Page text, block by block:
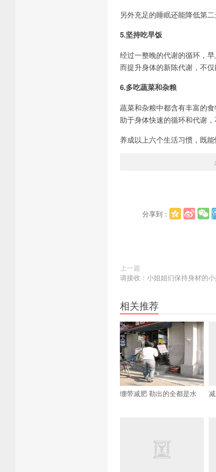
另外充足的睡眠还能降低第
5.坚持吃早饭
经过一整晚的代谢的循环，
而提升身体的新陈代谢，不
6.多吃蔬菜和杂粮
蔬菜和杂粮中都含有丰富的
助于身体快速的循环和代谢
养成以上六个生活习惯，既
分享到：
上一篇
请接收：小姐姐们保持身材的
相关推荐
绷带减肥 勒出的全都是水